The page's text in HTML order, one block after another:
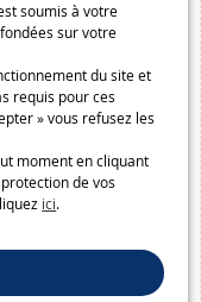
soumis à votre
sur votre
du site et
requis pour ces
» vous refusez les
moment en cliquant
de vos
ici.